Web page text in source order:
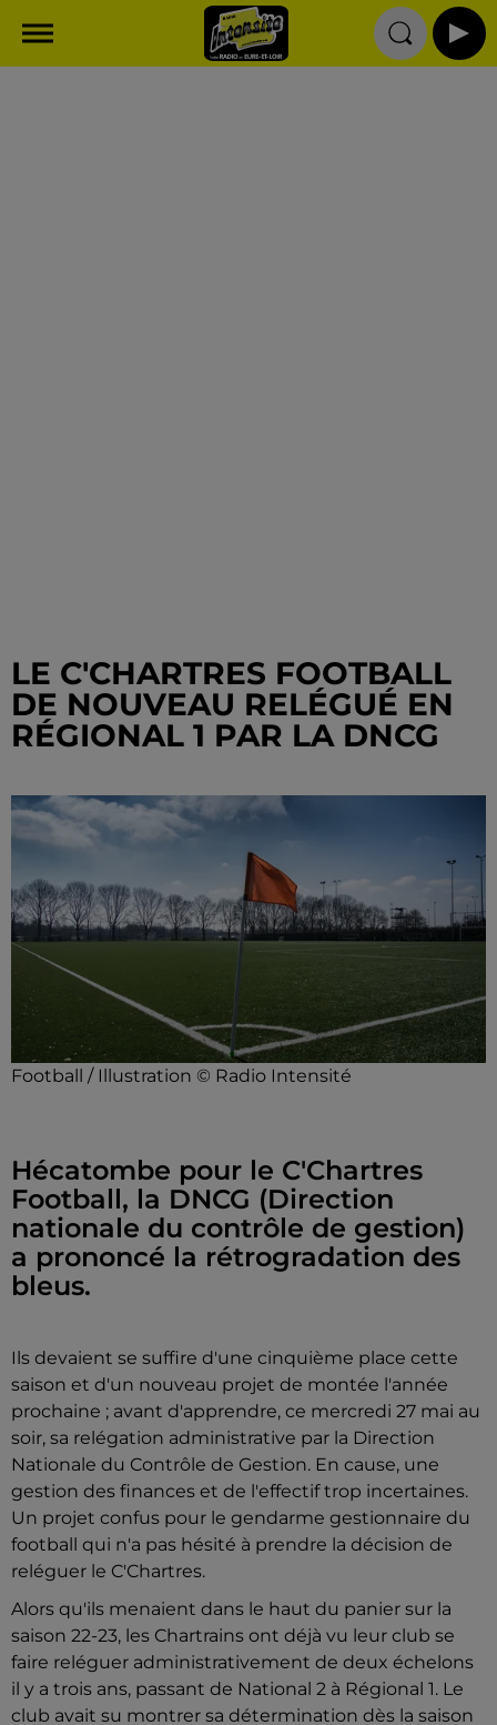
LE C'CHARTRES FOOTBALL
DE NOUVEAU RELÉGUÉ EN
RÉGIONAL 1 PAR LA DNCG
Football / Illustration © Radio Intensité
Hécatombe pour le C'Chartres
Football, la DNCG (Direction
nationale du contrôle de gestion)
a prononcé la rétrogradation des
bleus.
Ils devaient se suffire d'une cinquième place cette
saison et d'un nouveau projet de montée l'année
prochaine ; avant d'apprendre, ce mercredi 27 mai au
soir, sa relégation administrative par la Direction
Nationale du Contrôle de Gestion. En cause, une
gestion des finances et de l'effectif trop incertaines.
Un projet confus pour le gendarme gestionnaire du
football qui n'a pas hésité à prendre la décision de
reléguer le C'Chartres.
Alors qu'ils menaient dans le haut du panier sur la
saison 22-23, les Chartrains ont déjà vu leur club se
faire reléguer administrativement de deux échelons
il y a trois ans, passant de National 2 à Régional 1. Le
club avait su montrer sa détermination dès la saison